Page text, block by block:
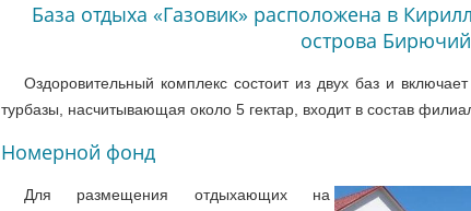
База отдыха «Газовик» расположена в
острова
Оздоровительный комплекс состоит из двух баз и
турбазы, насчитывающая около 5 гектар, входит в состав
Номерной фонд
Для размещения отдыхающих на